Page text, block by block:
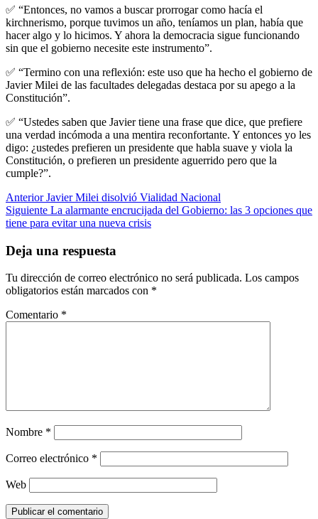
✅ “Entonces, no vamos a buscar prorrogar como hacía el
kirchnerismo, porque tuvimos un año, teníamos un plan, había que
hacer algo y lo hicimos. Y ahora la democracia sigue funcionando
sin que el gobierno necesite este instrumento”.
✅ “Termino con una reflexión: este uso que ha hecho el gobierno de
Javier Milei de las facultades delegadas destaca por su apego a la
Constitución”.
✅ “Ustedes saben que Javier tiene una frase que dice, que prefiere
una verdad incómoda a una mentira reconfortante. Y entonces yo les
digo: ¿ustedes prefieren un presidente que habla suave y viola la
Constitución, o prefieren un presidente aguerrido pero que la
cumple?”.
Post
navigation
AnteriorJavier Milei disolvió Vialidad Nacional
Siguiente La alarmante encrucijada del Gobierno: las 3 opciones que
tiene para evitar una nueva crisis
Deja una respuesta
Tu dirección de correo electrónico no será publicada. Los campos
obligatorios están marcados con *
Comentario *
Nombre *
Correo electrónico *
Web